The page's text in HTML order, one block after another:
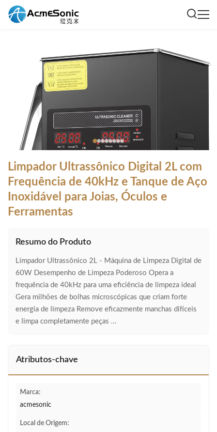
Limpador Ultrassônico Digital 2L com
Frequência de 40kHz e Tanque de Aço
Inoxidável para Joias, Óculos e
Ferramentas
Resumo do Produto
Limpador Ultrassônico 2L - Máquina de Limpeza Digital de
60W Desempenho de Limpeza Poderoso Opera a
frequência de 40kHz para uma eficiência de limpeza ideal
Gera milhões de bolhas microscópicas que criam forte
energia de limpeza Remove eficazmente manchas difíceis
e limpa completamente peças ...
Atributos-chave
Marca:
acmesonic
Local de Origem: